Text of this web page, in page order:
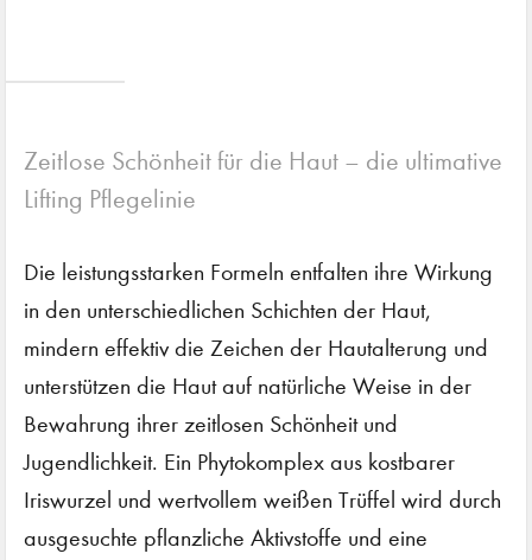
Zeitlose Schönheit für die Haut – die ultimative
Lifting Pflegelinie
Die leistungsstarken Formeln entfalten ihre Wirkung
in den unterschiedlichen Schichten der Haut,
mindern effektiv die Zeichen der Hautalterung und
unterstützen die Haut auf natürliche Weise in der
Bewahrung ihrer zeitlosen Schönheit und
Jugendlichkeit. Ein Phytokomplex aus kostbarer
Iriswurzel und wertvollem weißen Trüffel wird durch
ausgesuchte pflanzliche Aktivstoffe und eine